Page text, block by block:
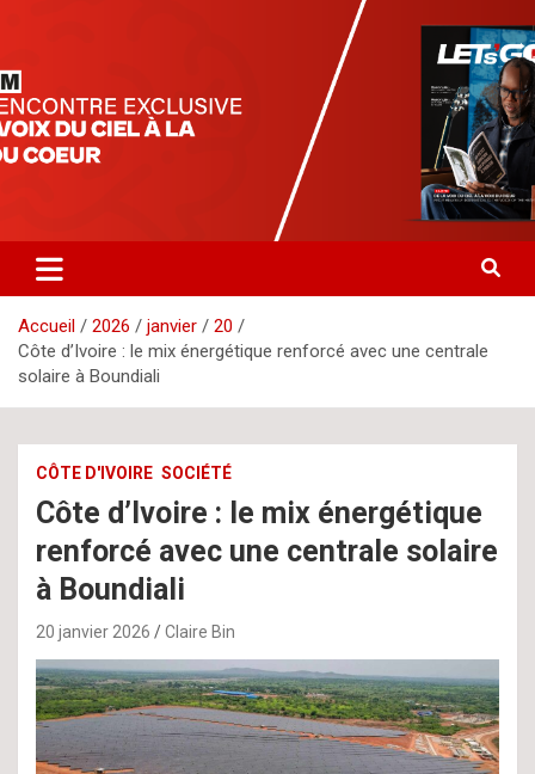
letsgomedia-ci.com
Accueil 2026 janvier
20
Côte d’Ivoire : le mix énergétique renforcé avec une centrale
solaire à Boundiali
CÔTE D'IVOIRE SOCIÉTÉ
Côte d’Ivoire : le mix énergétique
renforcé avec une centrale solaire
à Boundiali
20 janvier 2026 Claire Bin